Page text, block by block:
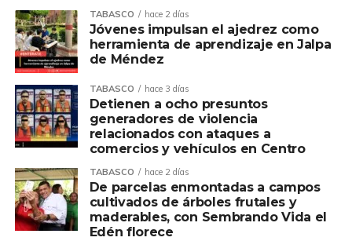
TABASCO hace 2 días
Jóvenes impulsan el ajedrez como
herramienta de aprendizaje en Jalpa
de Méndez
TABASCO hace 3 días
Detienen a ocho presuntos
generadores de violencia
relacionados con ataques a
comercios y vehículos en Centro
TABASCO hace 2 días
De parcelas enmontadas a campos
cultivados de árboles frutales y
maderables, con Sembrando Vida el
Edén florece